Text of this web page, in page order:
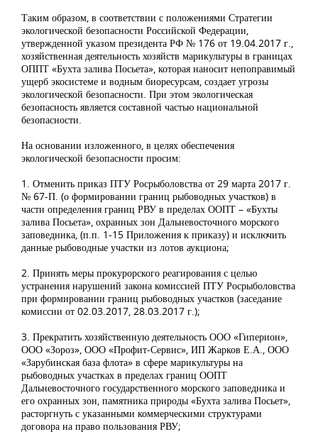
Таким образом, в соответствии с положениями Стратегии
экологической безопасности Российской Федерации,
утвержденной указом президента РФ № 176 от 19.04.2017 г.,
хозяйственная деятельность хозяйств марикультуры в границах
ОППТ «Бухта залива Посьета», которая наносит непоправимый
ущерб экосистеме и водным биоресурсам, создает угрозы
экологической безопасности. При этом экологическая
безопасность является составной частью национальной
безопасности.
На основании изложенного, в целях обеспечения
экологической безопасности просим:
1. Отменить приказ ПТУ Росрыболовства от 29 марта 2017 г.
№ 67-П. (о формировании границ рыбоводных участков) в
части определения границ РВУ в пределах ООПТ – «Бухты
залива Посьета», охранных зон Дальневосточного морского
заповедника, (п.п. 1-15 Приложения к приказу) и исключить
данные рыбоводные участки из лотов аукциона;
2. Принять меры прокурорского реагирования с целью
устранения нарушений закона комиссией ПТУ Росрыболовства
при формировании границ рыбоводных участков (заседание
комиссии от 02.03.2017, 28.03.2017 г.);
3. Прекратить хозяйственную деятельность ООО «Гиперион»,
ООО «Зороз», ООО «Профит-Сервис», ИП Жарков Е.А., ООО
«Зарубинская база флота» в сфере марикультуры на
рыбоводных участках в пределах границ ООПТ
Дальневосточного государственного морского заповедника и
его охранных зон, памятника природы «Бухта залива Посьет»,
расторгнуть с указанными коммерческими структурами
договора на право пользования РВУ;